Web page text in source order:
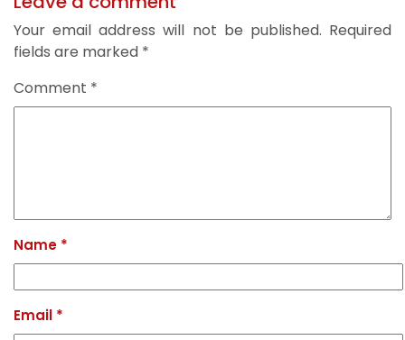
Your email address will not be published. Required
fields are marked *
Comment *
Name *
Email *